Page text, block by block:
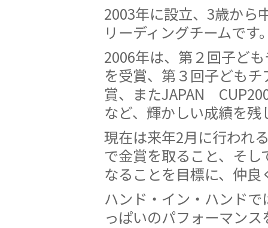
2003年に設立、3歳から
リーディングチームです
2006年は、第２回子ど
を受賞、第３回子ども
賞、またJAPAN
など、輝かしい成績を残
現在は来年2月に行われ
で金賞を取ること、そ
なることを目標に、仲
ハンド・イン・ハンド
っぱいのパフォーマン